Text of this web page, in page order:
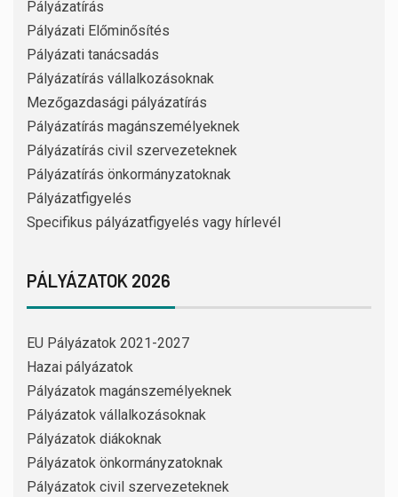
Pályázatírás
Pályázati Előminősítés
Pályázati tanácsadás
Pályázatírás vállalkozásoknak
Mezőgazdasági pályázatírás
Pályázatírás magánszemélyeknek
Pályázatírás civil szervezeteknek
Pályázatírás önkormányzatoknak
Pályázatfigyelés
Specifikus pályázatfigyelés vagy hírlevél
PÁLYÁZATOK 2026
EU Pályázatok 2021-2027
Hazai pályázatok
Pályázatok magánszemélyeknek
Pályázatok vállalkozásoknak
Pályázatok diákoknak
Pályázatok önkormányzatoknak
Pályázatok civil szervezeteknek